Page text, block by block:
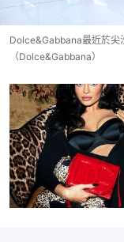
Dolce&Gabbana最近於尖
（Dolce&Gabbana）